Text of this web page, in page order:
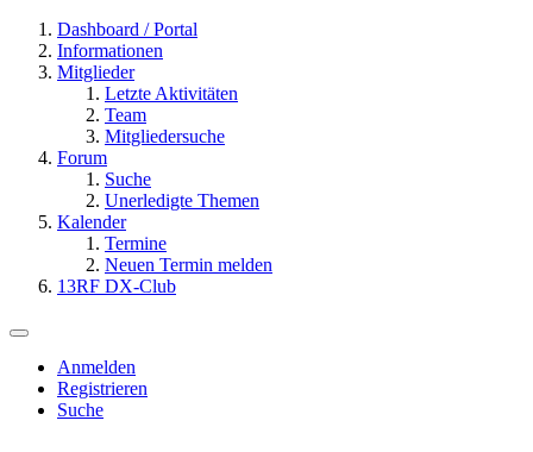
Dashboard / Portal
Informationen
Mitglieder
Letzte Aktivitäten
Team
Mitgliedersuche
Forum
Suche
Unerledigte Themen
Kalender
Termine
Neuen Termin melden
13RF DX-Club
Anmelden
Registrieren
Suche